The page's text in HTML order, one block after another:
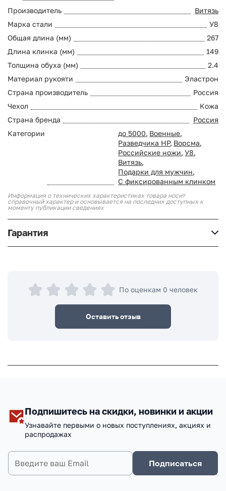
Производитель
Витязь
Марка стали
У8
Общая длина (мм)
267
Длина клинка (мм)
149
Толщина обуха (мм)
2.4
Материал рукояти
Эластрон
Страна производитель
Россия
Чехол
Кожа
Страна бренда
Россия
Категории
до 5000, Военные,
Разведчика НР, Ворсма,
Российские ножи, У8,
Витязь,
Подарки для мужчин,
С фиксированным клинком
Информация о технических характеристиках товара носит
справочный характер и основывается на последних доступных к
моменту публикации сведениях
Гарантия
По оценкам 0 человек
Оставить отзыв
Подпишитесь на скидки, новинки и акции
Узнавайте первыми о новых поступлениях, акциях и
распродажах
Подписаться